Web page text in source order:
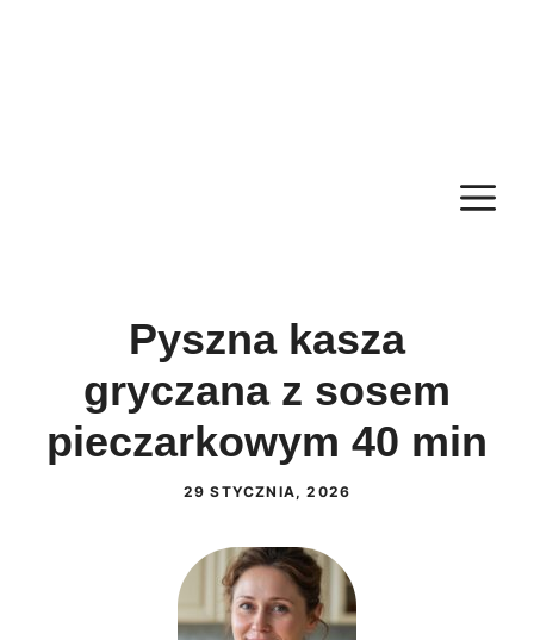
Pyszna kasza
gryczana z sosem
pieczarkowym 40 min
29 STYCZNIA, 2026